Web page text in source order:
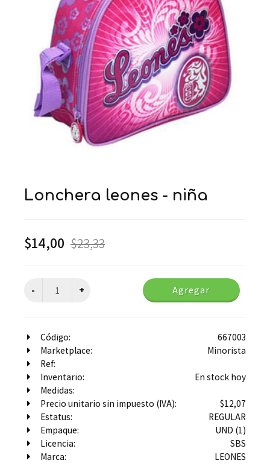
lonchera leones - niña
$14,00 $23,33
Agregar
Código:
667003
Marketplace:
Minorista
Ref:
Inventario:
En stock hoy
Medidas:
Precio unitario sin impuesto (IVA):
$12,07
Estatus:
REGULAR
Empaque:
UND (1)
Licencia:
SBS
Marca:
LEONES